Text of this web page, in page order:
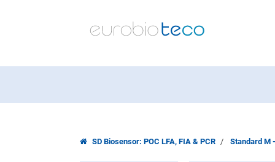
SD Biosensor: POC LFA, FIA & PCR Standard M